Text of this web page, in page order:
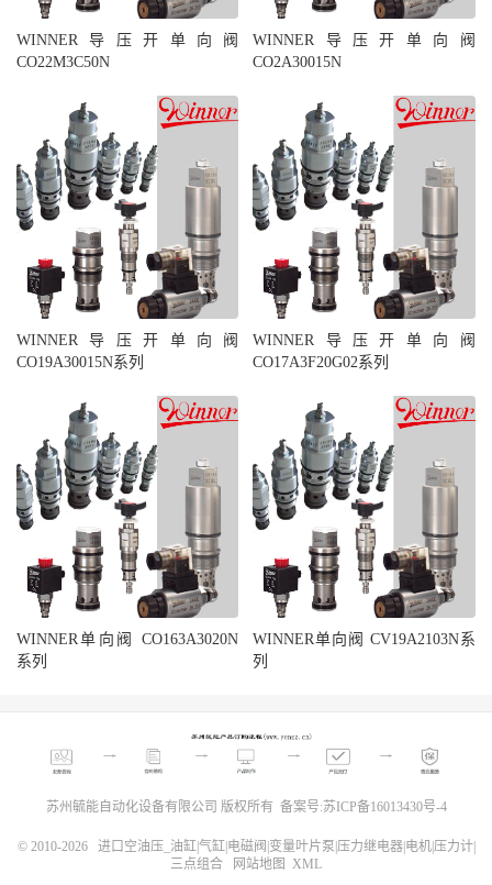
WINNER导压开单向阀
CO22M3C50N
WINNER导压开单向阀
CO2A30015N
WINNER导压开单向阀
CO19A30015N系列
WINNER导压开单向阀
CO17A3F20G02系列
WINNER单向阀 CO163A3020N
系列
WINNER单向阀 CV19A2103N系
列
苏州毓能自动化设备有限公司 版权所有 备案号:苏ICP备16013430号-4
© 2010-2026 进口空油压_油缸|气缸|电磁阀|变量叶片泵|压力继电器|电机|压力计|
三点组合
网站地图 XML